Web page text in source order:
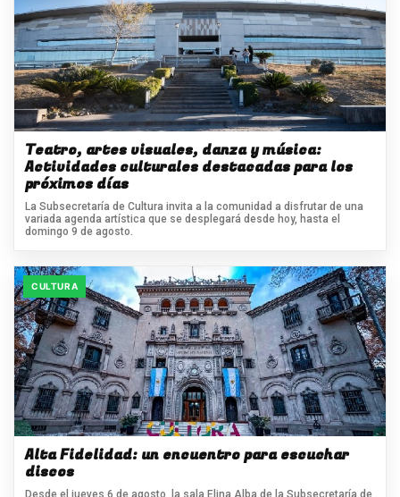
Teatro, artes visuales, danza y música:
Actividades culturales destacadas para los
próximos días
La Subsecretaría de Cultura invita a la comunidad a disfrutar de una
variada agenda artística que se desplegará desde hoy, hasta el
domingo 9 de agosto.
CULTURA
Alta Fidelidad: un encuentro para escuchar
discos